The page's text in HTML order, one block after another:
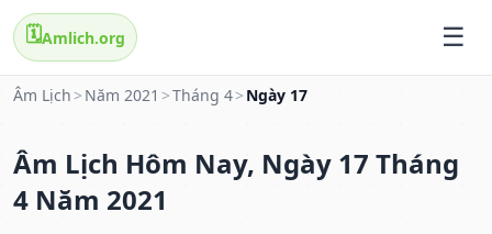
🗓️Amlich.org
Âm Lịch > Năm 2021 >Tháng 4> Ngày 17
Âm Lịch Hôm Nay, Ngày 17 Tháng
4 Năm 2021